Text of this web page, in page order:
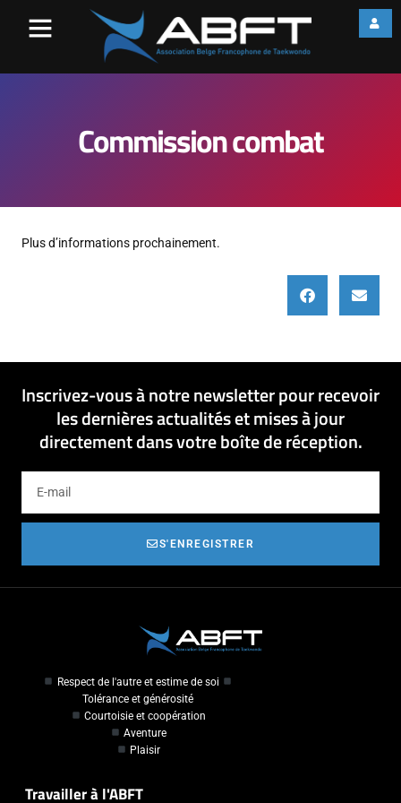
Commission combat
Plus d’informations prochainement.
Inscrivez-vous à notre newsletter pour recevoir
les dernières actualités et mises à jour
directement dans votre boîte de réception.
S'ENREGISTRER
Respect de l'autre et estime de soi
Tolérance et générosité
Courtoisie et coopération
Aventure
Plaisir
Travailler à l'ABFT